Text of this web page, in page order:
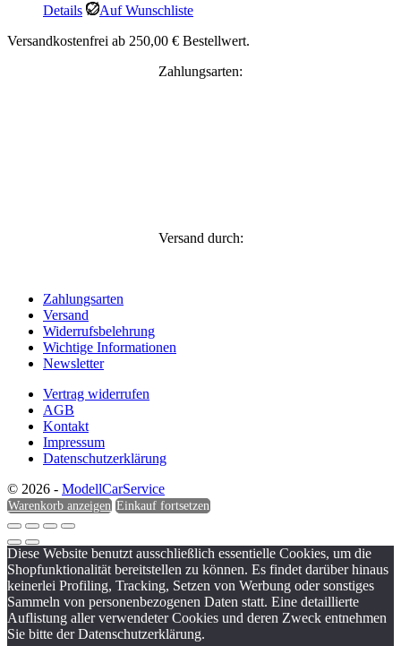
Details
Auf Wunschliste
Versandkostenfrei ab 250,00 € Bestellwert.
Zahlungsarten:
Versand durch:
Zahlungsarten
Versand
Widerrufsbelehrung
Wichtige Informationen
Newsletter
Vertrag widerrufen
AGB
Kontakt
Impressum
Datenschutzerklärung
© 2026 - ModellCarService
Warenkorb anzeigen Einkauf fortsetzen
Diese Website benutzt ausschließlich essentielle Cookies, um die
Shopfunktionalität bereitstellen zu können. Es findet darüber hinaus
keinerlei Profiling, Tracking, Setzen von Werbung oder sonstiges
Sammeln von personenbezogenen Daten statt. Eine detaillierte
Auflistung aller verwendeter Cookies und deren Zweck entnehmen
Sie bitte der Datenschutzerklärung.